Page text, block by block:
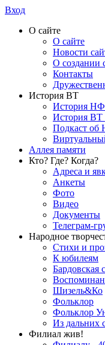
Вход
О сайте
О сайте
Новости
О создании
Контакты
История ВТ
История
История ВТ
Подкаст
Аллея памяти
Кто? Где? Когда?
Адреса и
Анкеты
Фото
Видео
Документы
Телеграм-
Народное
Стихи и
К юбилеям
Бардовская
Шизель&Ко
Фольклор
Фольклор
Из дальних
Филиал жив!